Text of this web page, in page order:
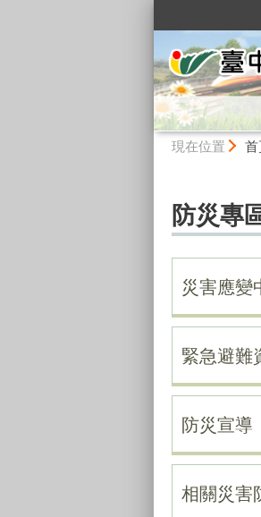
現在位置 首
防災專
災害應變
緊急避難
防災宣導
相關災害